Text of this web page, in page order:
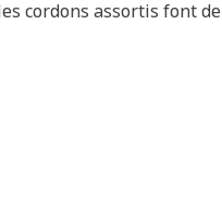
cordons assortis font